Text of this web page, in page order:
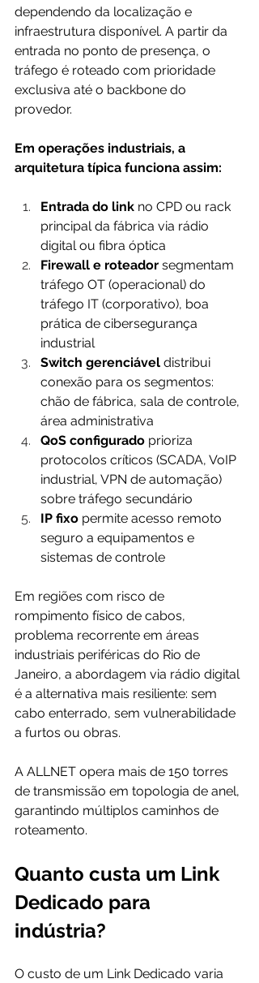
dependendo da localização e
infraestrutura disponível. A partir da
entrada no ponto de presença, o
tráfego é roteado com prioridade
exclusiva até o backbone do
provedor.
Em operações industriais, a
arquitetura típica funciona assim:
Entrada do link no CPD ou rack
principal da fábrica via rádio
digital ou fibra óptica
Firewall e roteador segmentam
tráfego OT (operacional) do
tráfego IT (corporativo), boa
prática de cibersegurança
industrial
Switch gerenciável distribui
conexão para os segmentos:
chão de fábrica, sala de controle,
área administrativa
QoS configurado prioriza
protocolos críticos (SCADA, VoIP
industrial, VPN de automação)
sobre tráfego secundário
IP fixo permite acesso remoto
seguro a equipamentos e
sistemas de controle
Em regiões com risco de
rompimento físico de cabos,
problema recorrente em áreas
industriais periféricas do Rio de
Janeiro, a abordagem via rádio digital
é a alternativa mais resiliente: sem
cabo enterrado, sem vulnerabilidade
a furtos ou obras.
A ALLNET opera mais de 150 torres
de transmissão em topologia de anel,
garantindo múltiplos caminhos de
roteamento.
Quanto custa um Link
Dedicado para
indústria?
O custo de um Link Dedicado varia